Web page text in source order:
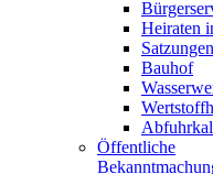
Heiraten
Satzungen
Bauhof
Öffentliche